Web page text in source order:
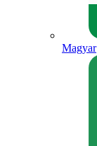
Magyar